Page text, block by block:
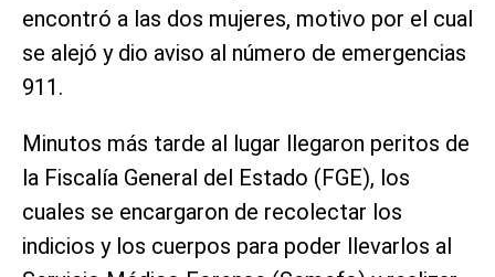
encontró a las dos mujeres, motivo por el cual
se alejó y dio aviso al número de emergencias
911.
Minutos más tarde al lugar llegaron peritos de
la Fiscalía General del Estado (FGE), los
cuales se encargaron de recolectar los
indicios y los cuerpos para poder llevarlos al